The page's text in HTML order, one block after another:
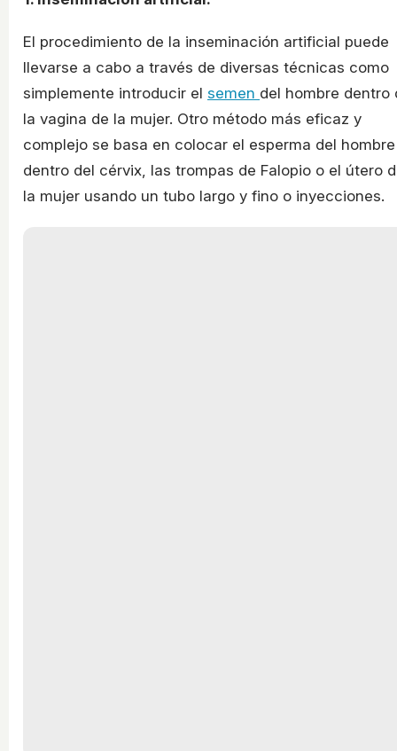
El procedimiento de la inseminación artificial puede
llevarse a cabo a través de diversas técnicas como
simplemente introducir el semen del hombre dentro
la vagina de la mujer. Otro método más eficaz y
complejo se basa en colocar el esperma del hombre
dentro del cérvix, las trompas de Falopio o el útero
la mujer usando un tubo largo y fino o inyecciones.